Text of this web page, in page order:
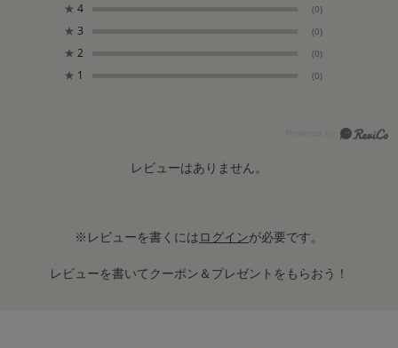
★ 4 (0)
★ 3 (0)
★ 2 (0)
★ 1 (0)
レビューはありません。
※レビューを書くにはログインが必要です。
レビューを書いてクーポン＆プレゼントをもらおう！